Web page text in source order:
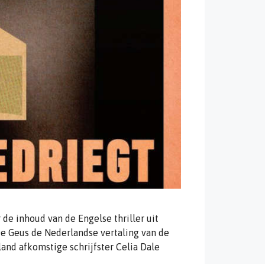
inhoud van de Engelse thriller uit
de Nederlandse vertaling van de
afkomstige schrijfster Celia Dale